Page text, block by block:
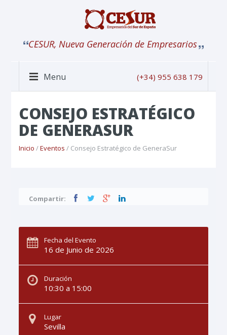
CESUR, Nueva Generación de Empresarios
Menu (+34) 955 638 179
CONSEJO ESTRATÉGICO
DE GENERASUR
Inicio /Eventos / Consejo Estratégico de GeneraSur
Compartir:
Fecha del Evento
16 de Junio de 2026
Duración
10:30 a 15:00
Lugar
Sevilla